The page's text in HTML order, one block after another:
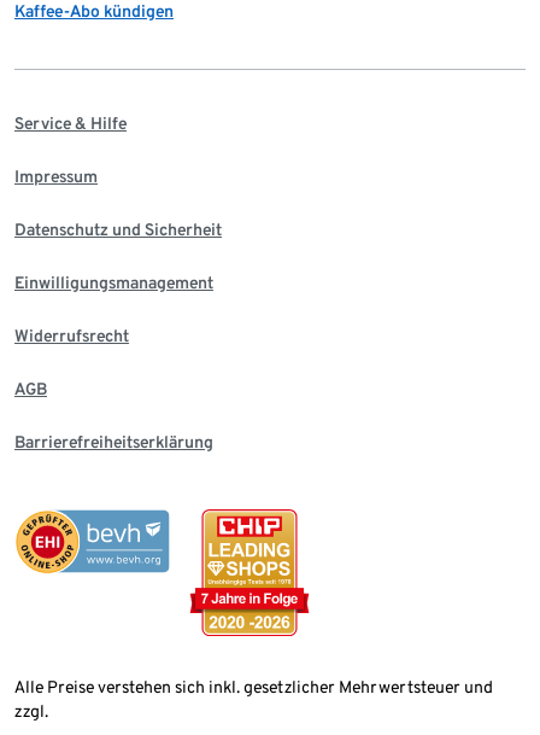
Kaffee-Abo kündigen
Service & Hilfe
Impressum
Datenschutz und Sicherheit
Einwilligungsmanagement
Widerrufsrecht
AGB
Barrierefreiheitserklärung
Alle Preise verstehen sich inkl. gesetzlicher Mehrwertsteuer und
zzgl.